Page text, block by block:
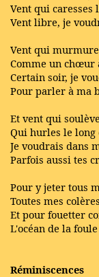
Vent qui caresses
Vent libre, je
Vent qui
Comme un chœur
Certain soir, je
Pour parler à ma
Et vent qui
Qui hurles le long
Je voudrais dans
Parfois aussi tes
Pour y jeter tous
Toutes mes
Et pour fouetter
L'océan de la
Réminiscences